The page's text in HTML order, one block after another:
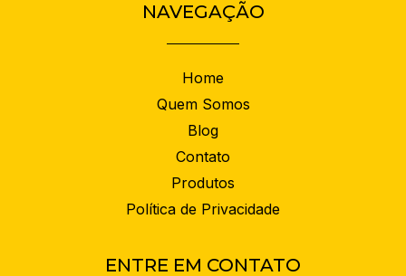
NAVEGAÇÃO
Home
Quem Somos
Blog
Contato
Produtos
Política de Privacidade
ENTRE EM CONTATO